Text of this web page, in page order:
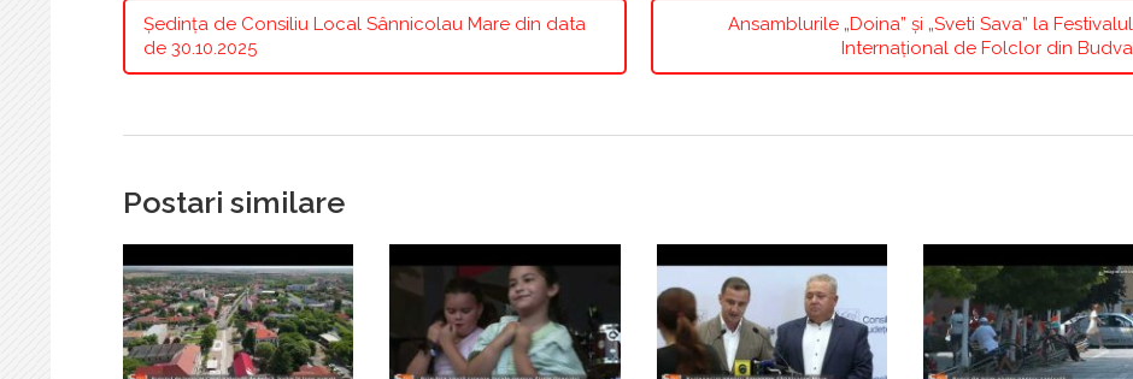
Ședința de Consiliu Local Sânnicolau Mare din data
de 30.10.2025
Ansamblurile „Doina” și „Sveti Sava” la Festivalul
Internațional de Folclor din Budva
Postari similare